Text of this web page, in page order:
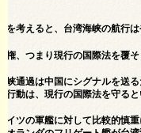
考えると、台湾海峡の航行は
、つまり現行の国際法を覆そ
通過は中国にシグナルを送
動は、現行の国際法を守る
ツの軍艦に対して比較的慎